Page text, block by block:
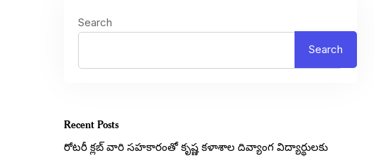
Search
Search
Recent Posts
రోటరీ క్లబ్ వారి సహకారంతో కృష్ణ కళాశాల దివ్యాంగ విద్యార్థులకు